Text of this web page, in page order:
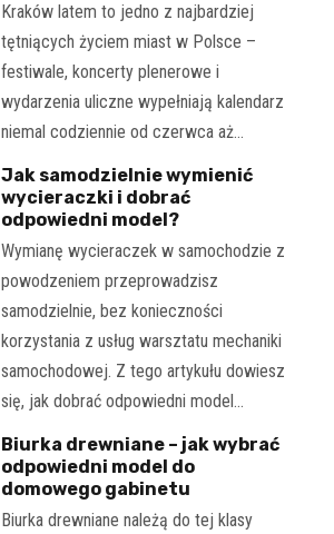
Kraków latem to jedno z najbardziej
tętniących życiem miast w Polsce –
festiwale, koncerty plenerowe i
wydarzenia uliczne wypełniają kalendarz
niemal codziennie od czerwca aż…
Jak samodzielnie wymienić
wycieraczki i dobrać
odpowiedni model?
Wymianę wycieraczek w samochodzie z
powodzeniem przeprowadzisz
samodzielnie, bez konieczności
korzystania z usług warsztatu mechaniki
samochodowej. Z tego artykułu dowiesz
się, jak dobrać odpowiedni model…
Biurka drewniane – jak wybrać
odpowiedni model do
domowego gabinetu
Biurka drewniane należą do tej klasy